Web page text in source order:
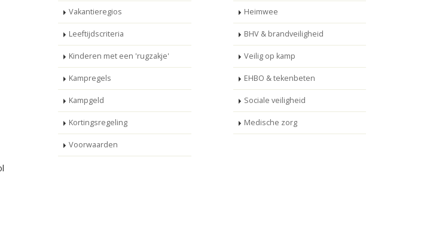
Vakantieregios
Leeftijdscriteria
Kinderen met een 'rugzakje'
Kampregels
Kampgeld
Kortingsregeling
Voorwaarden
Heimwee
BHV & brandveiligheid
Veilig op kamp
EHBO & tekenbeten
Sociale veiligheid
Medische zorg